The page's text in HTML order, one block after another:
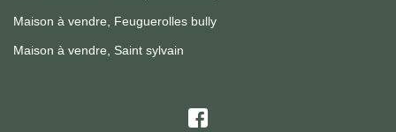
Maison à vendre, Feuguerolles bully
Maison à vendre, Saint sylvain